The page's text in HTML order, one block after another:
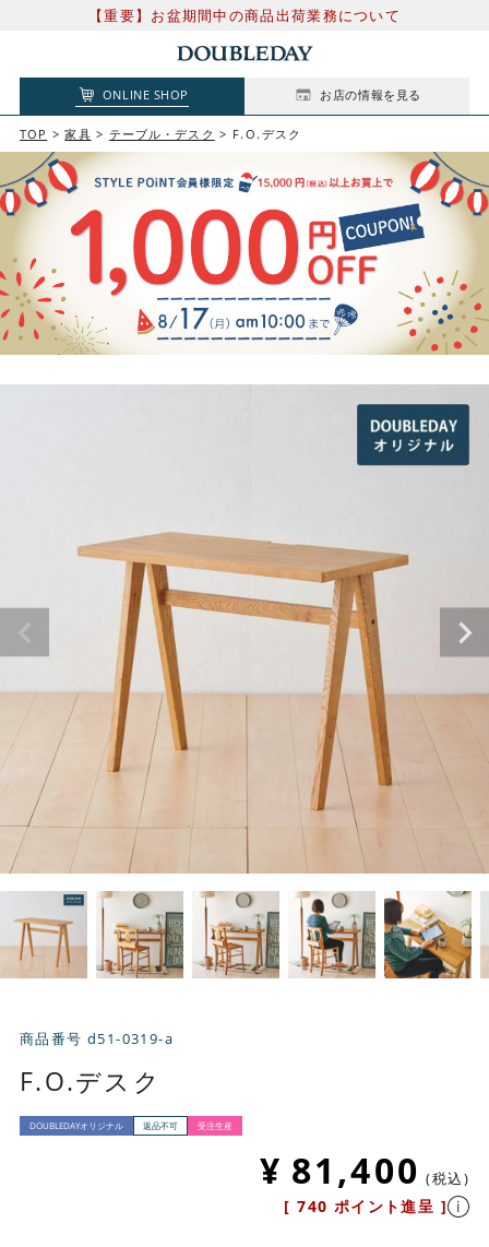
【重要】お盆期間中の商品出荷業務について
ONLINE SHOP お店の情報を見る
TOP 家具 テーブル・デスク F.O.デスク
商品番号 d51-0319-a
F.O.デスク
DOUBLEDAYオリジナル 返品不可 受注生産
¥ 81,400 税込
[ 740 ポイント進呈 ]